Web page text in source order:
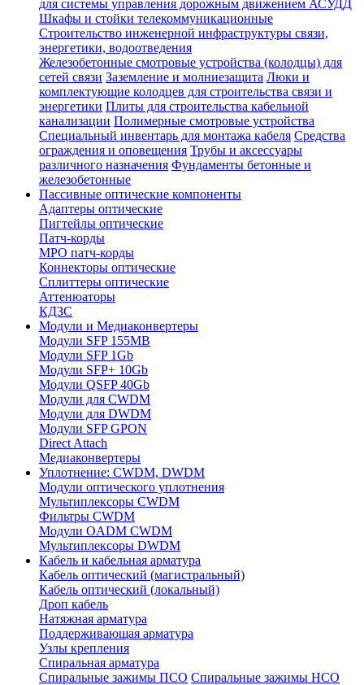
для системы управления дорожным движением АСУДД
Шкафы и стойки телекоммуникационные
Строительство инженерной инфраструктуры связи,
энергетики, водоотведения
Железобетонные смотровые устройства (колодцы) для
сетей связи Заземление и молниезащита Люки и
комплектующие колодцев для строительства связи и
энергетики Плиты для строительства кабельной
канализации Полимерные смотровые устройства
Специальный инвентарь для монтажа кабеля Средства
ограждения и оповещения Трубы и аксессуары
различного назначения Фундаменты бетонные и
железобетонные
Пассивные оптические компоненты
Адаптеры оптические
Пигтейлы оптические
Патч-корды
MPO патч-корды
Коннекторы оптические
Сплиттеры оптические
Аттенюаторы
КДЗС
Модули и Медиаконвертеры
Модули SFP 155MB
Модули SFP 1Gb
Модули SFP+ 10Gb
Модули QSFP 40Gb
Модули для CWDM
Модули для DWDM
Модули SFP GPON
Direct Attach
Медиаконвертеры
Уплотнение: CWDM, DWDM
Модули оптического уплотнения
Мультиплексоры CWDM
Фильтры CWDM
Модули OADM CWDM
Мультиплексоры DWDM
Кабель и кабельная арматура
Кабель оптический (магистральный)
Кабель оптический (локальный)
Дроп кабель
Натяжная арматура
Поддерживающая арматура
Узлы крепления
Спиральная арматура
Спиральные зажимы ПСО Спиральные зажимы НСО